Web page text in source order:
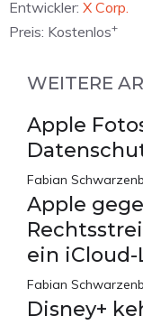
Entwickler: X Corp.
Preis: Kostenlos+
WEITERE
Apple
Fabian
Apple
ein iCloud-
Fabian
Disney+